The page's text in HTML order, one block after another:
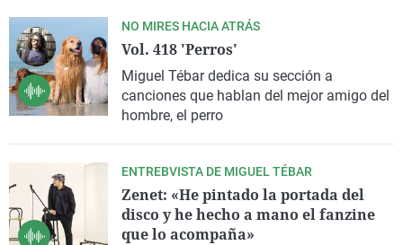
NO MIRES HACIA ATRÁS
Vol. 418 'Perros'
Miguel Tébar dedica su sección a
canciones que hablan del mejor amigo del
hombre, el perro
ENTREBVISTA DE MIGUEL TÉBAR
Zenet: «He pintado la portada del
disco y he hecho a mano el fanzine
que lo acompaña»